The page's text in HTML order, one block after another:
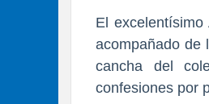
El
acompañado de
cancha del
confesiones por